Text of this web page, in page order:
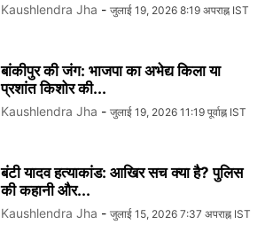
Kaushlendra Jha - जुलाई 19, 2026 8:19 अपराह्न IST
बांकीपुर की जंग: भाजपा का अभेद्य किला या
प्रशांत किशोर की...
Kaushlendra Jha - जुलाई 19, 2026 11:19 पूर्वाह्न IST
बंटी यादव हत्याकांड: आखिर सच क्या है? पुलिस
की कहानी और...
Kaushlendra Jha - जुलाई 15, 2026 7:37 अपराह्न IST